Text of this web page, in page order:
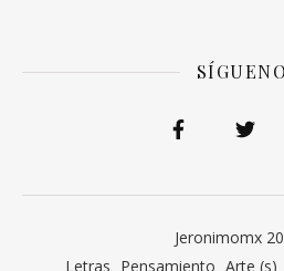
Jeronimomx
Letras Pensamiento Arte (s)